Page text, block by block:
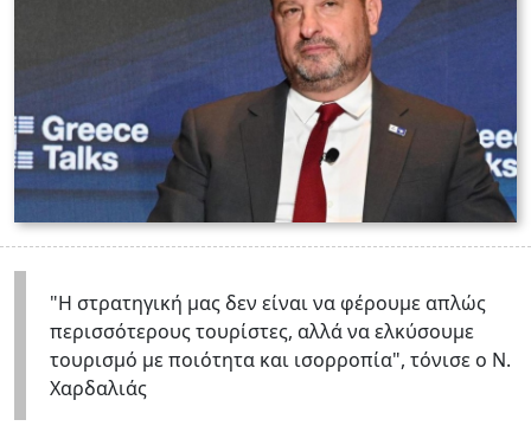
"Η στρατηγική μας δεν είναι να φέρουμε απλώς
περισσότερους τουρίστες, αλλά να ελκύσουμε
τουρισμό με ποιότητα και ισορροπία", τόνισε ο Ν.
Χαρδαλιάς